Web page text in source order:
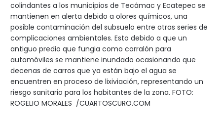
colindantes a los municipios de Tecámac y Ecatepec se
mantienen en alerta debido a olores químicos, una
posible contaminación del subsuelo entre otras series de
complicaciones ambientales. Esto debido a que un
antiguo predio que fungia como corralón para
automóviles se mantiene inundado ocasionando que
decenas de carros que ya están bajo el agua se
encuentren en proceso de lixiviación, representando un
riesgo sanitario para los habitantes de la zona. FOTO:
ROGELIO MORALES /CUARTOSCURO.COM